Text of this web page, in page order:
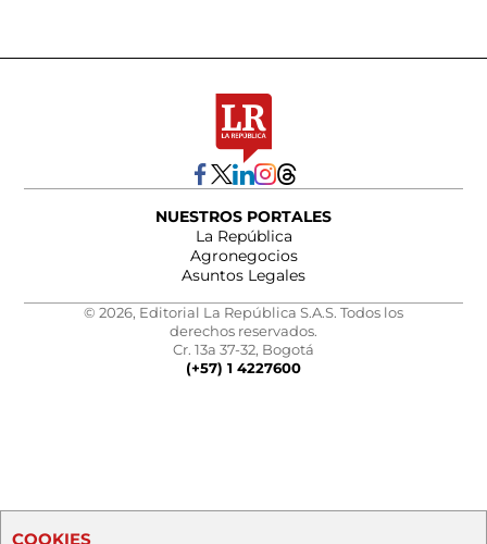
NUESTROS PORTALES
La República
Agronegocios
Asuntos Legales
© 2026, Editorial La República S.A.S. Todos los
derechos reservados.
Cr. 13a 37-32, Bogotá
(+57) 1 4227600
COOKIES